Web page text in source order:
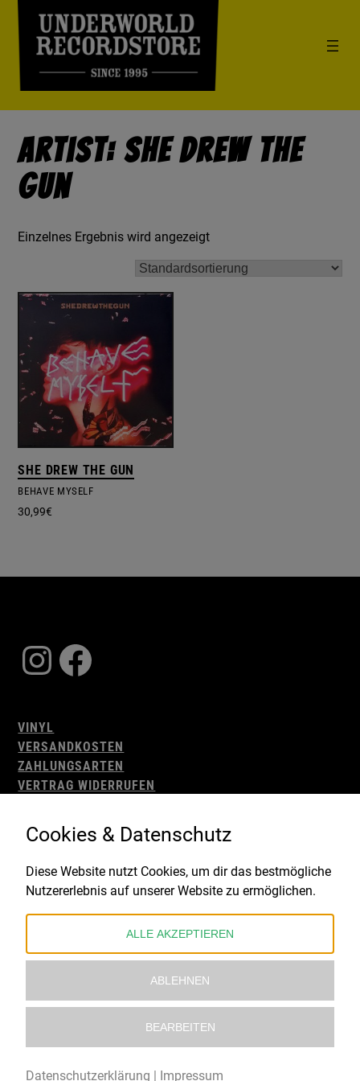
Artist: She Drew The
Gun
Einzelnes Ergebnis wird angezeigt
SHE DREW THE GUN
BEHAVE MYSELF
30,99€
Instagram
Facebook
VINYL
VERSANDKOSTEN
ZAHLUNGSARTEN
VERTRAG WIDERRUFEN
WIDERRUFSBELEHRUNG
IMPRESSUM
Gefördert durch:
Cookies & Datenschutz
Diese Website nutzt Cookies, um dir das bestmögliche
Nutzererlebnis auf unserer Website zu ermöglichen.
ALLE AKZEPTIEREN
ABLEHNEN
BEARBEITEN
Datenschutzerklärung | Impressum